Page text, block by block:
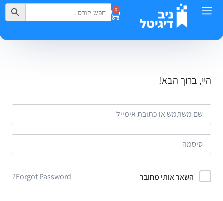
0
Search
for:
Search Button
היי, ברוך הבא!
השאר אותי מחובר Forgot Password?